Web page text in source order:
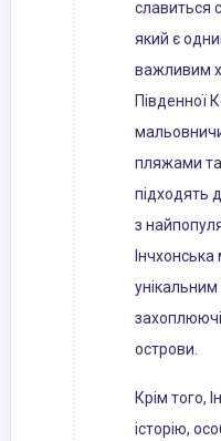
славиться
який є
важливим
Південної
пляжами
підходять
з
острови.
Крім того,
історію,